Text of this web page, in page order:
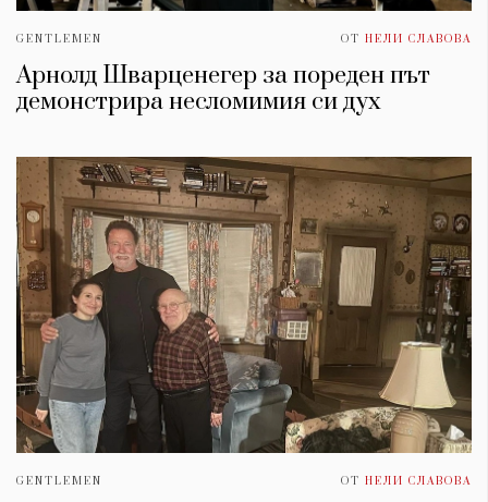
GENTLEMEN ОТ НЕЛИ СЛАВОВА
Арнолд Шварценегер за пореден път
демонстрира несломимия си дух
GENTLEMEN ОТ НЕЛИ СЛАВОВА